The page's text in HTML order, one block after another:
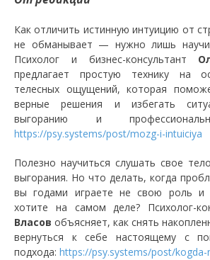
Как отличить истинную интуицию от
не обманывает — нужно лишь
Психолог и бизнес-консультант
предлагает простую технику на
телесных ощущений, которая
верные решения и избегать
выгоранию и
https://psy.systems/post/mozg-i-intuiciya
Полезно научиться слушать свое
выгорания. Но что делать, когда
вы годами играете не свою роль и
хотите на самом деле? Психолог-
Власов объясняет, как снять
вернуться к себе настоящему с
подхода: https://psy.systems/post/